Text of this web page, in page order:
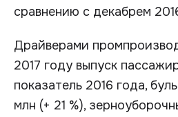
сравнению с декабрем
Драйверами
2017 году выпуск
показатель 2016 года,
млн (+ 21 %),